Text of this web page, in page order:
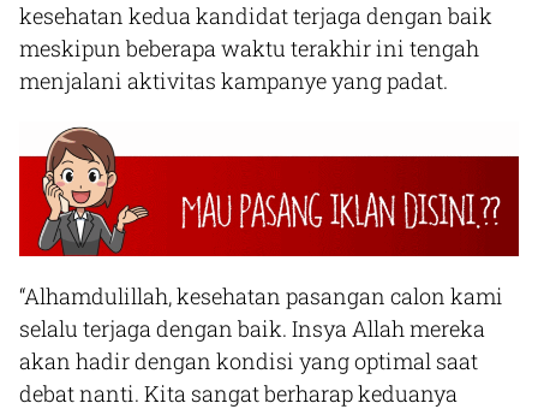
kesehatan kedua kandidat terjaga dengan baik
meskipun beberapa waktu terakhir ini tengah
menjalani aktivitas kampanye yang padat.
“Alhamdulillah, kesehatan pasangan calon kami
selalu terjaga dengan baik. Insya Allah mereka
akan hadir dengan kondisi yang optimal saat
debat nanti. Kita sangat berharap keduanya